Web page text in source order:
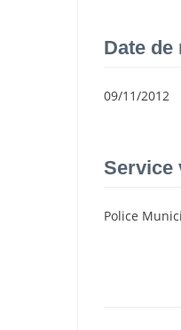
Date de
09/11/2012
Service
Police